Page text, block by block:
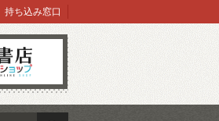
持ち込み窓口